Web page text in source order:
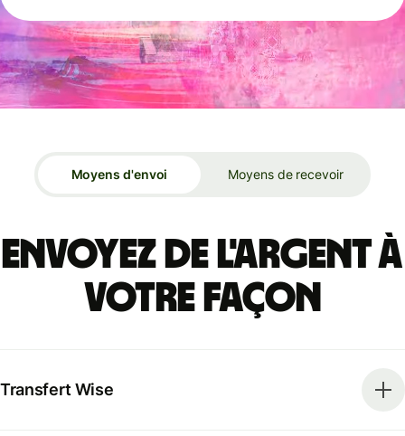
Moyens d'envoi Moyens de recevoir
Envoyez de l'argent à
votre façon
Transfert Wise